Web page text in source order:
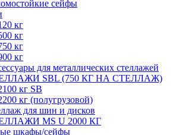
сейфы
кг
кг
кг
кг
для металлических стеллажей
SBL (750 КГ НА СТЕЛЛАЖ)
кг SB
кг (полугрузовой)
для шин и дисков
MS U 2000 КГ
шкафы/сейфы